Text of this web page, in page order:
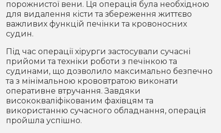
порожнистої вени. Ця операція була необхідною
для видалення кісти та збереження життєво
важливих функцій печінки та кровоносних
судин.
Під час операції хірурги застосували сучасні
прийоми та техніки роботи з печінкою та
судинами, що дозволило максимально безпечно
та з мінімальною крововтратою виконати
оперативне втручання. Завдяки
висококваліфікованим фахівцям та
використанню сучасного обладнання, операція
пройшла успішно.